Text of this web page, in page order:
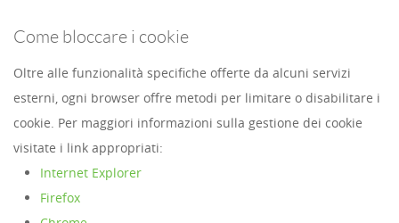
Come bloccare i cookie
Oltre alle funzionalità specifiche offerte da alcuni servizi
esterni, ogni browser offre metodi per limitare o disabilitare i
cookie. Per maggiori informazioni sulla gestione dei cookie
visitate i link appropriati:
Internet Explorer
Firefox